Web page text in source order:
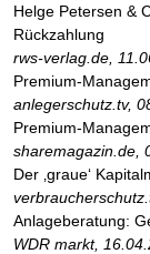
Helge Petersen &
Rückzahlung
rws-verlag.de,
Premium-
anlegerschutz.tv,
Premium-
sharemagazin.de,
Der ‚graue‘
Anlageberatung:
WDR markt,